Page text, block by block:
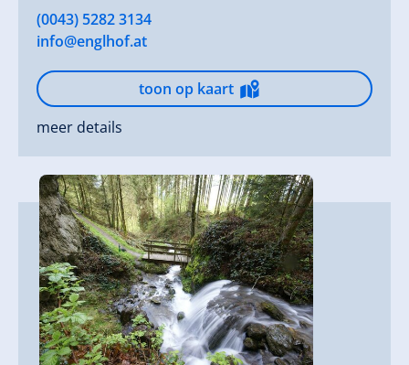
(0043) 5282 3134
info@englhof.at
toon op kaart
meer details